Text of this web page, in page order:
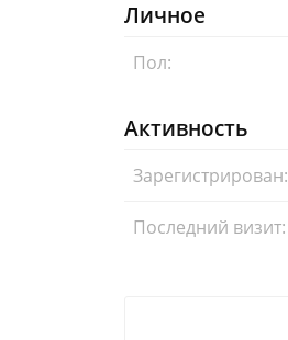
Личное
Пол:
Активность
Зарегистрирован:
Последний визит: